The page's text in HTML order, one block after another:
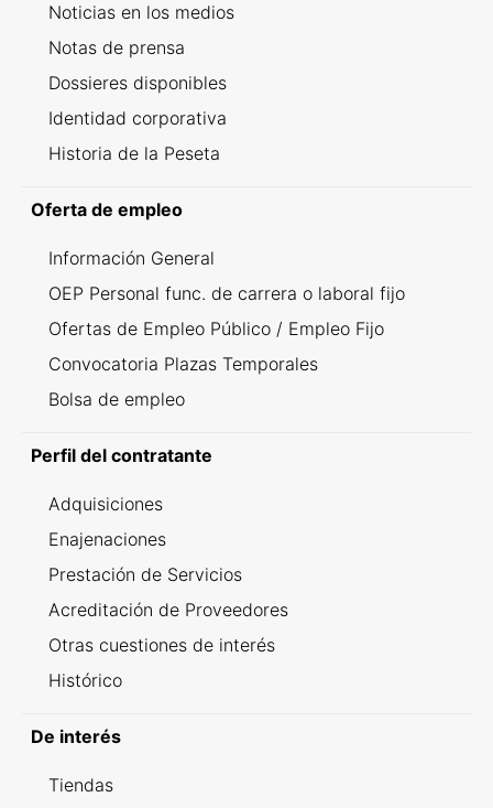
Noticias en los medios
Notas de prensa
Dossieres disponibles
Identidad corporativa
Historia de la Peseta
Oferta de empleo
Información General
OEP Personal func. de carrera o laboral fijo
Ofertas de Empleo Público / Empleo Fijo
Convocatoria Plazas Temporales
Bolsa de empleo
Perfil del contratante
Adquisiciones
Enajenaciones
Prestación de Servicios
Acreditación de Proveedores
Otras cuestiones de interés
Histórico
De interés
Tiendas